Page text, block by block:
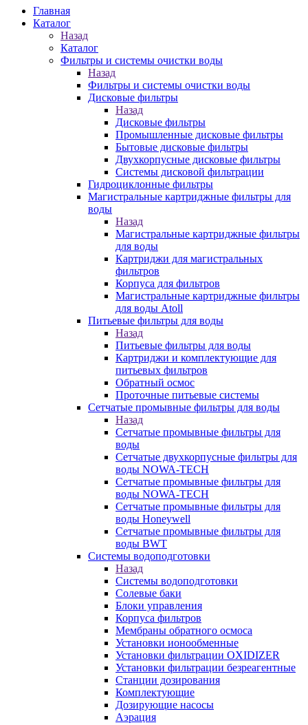
Главная
Каталог
Назад
Каталог
Фильтры и системы очистки воды
Назад
Фильтры и системы очистки воды
Дисковые фильтры
Назад
Дисковые фильтры
Промышленные дисковые фильтры
Бытовые дисковые фильтры
Двухкорпусные дисковые фильтры
Системы дисковой фильтрации
Гидроциклонные фильтры
Магистральные картриджные фильтры для
воды
Назад
Магистральные картриджные фильтры
для воды
Картриджи для магистральных
фильтров
Корпуса для фильтров
Магистральные картриджные фильтры
для воды Atoll
Питьевые фильтры для воды
Назад
Питьевые фильтры для воды
Картриджи и комплектующие для
питьевых фильтров
Обратный осмос
Проточные питьевые системы
Сетчатые промывные фильтры для воды
Назад
Сетчатые промывные фильтры для
воды
Сетчатые двухкорпусные фильтры для
воды NOWA-TECH
Сетчатые промывные фильтры для
воды NOWA-TECH
Сетчатые промывные фильтры для
воды Honeywell
Сетчатые промывные фильтры для
воды BWT
Системы водоподготовки
Назад
Системы водоподготовки
Солевые баки
Блоки управления
Корпуса фильтров
Мембраны обратного осмоса
Установки ионообменные
Установки фильтрации OXIDIZER
Установки фильтрации безреагентные
Станции дозирования
Комплектующие
Дозирующие насосы
Аэрация